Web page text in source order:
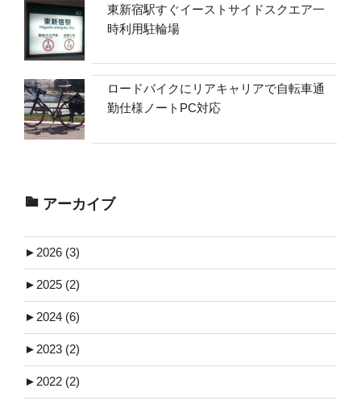
東新宿駅すぐイーストサイドスクエア一
時利用駐輪場
ロードバイクにリアキャリアで自転車通
勤仕様ノートPC対応
アーカイブ
► 2026 (3)
► 2025 (2)
► 2024 (6)
► 2023 (2)
► 2022 (2)